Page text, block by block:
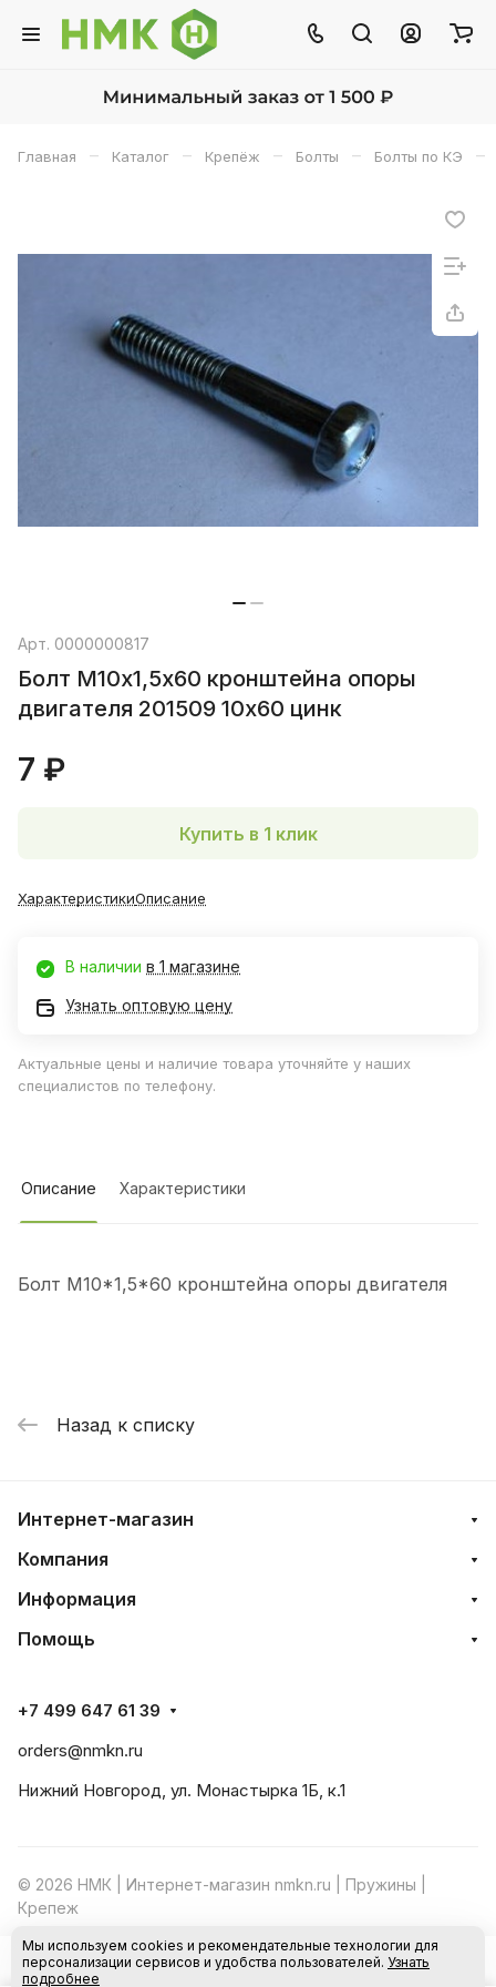
Главная – Каталог – Крепёж – Болты – Болты по КЭ –
Арт. 0000000817
Болт М10х1,5х60 кронштейна опоры
двигателя 201509 10х60 цинк
7 ₽
В корзину
Купить в 1 клик
ХарактеристикиОписание
В наличии в 1 магазине
Узнать оптовую цену
Актуальные цены и наличие товара уточняйте у наших
специалистов по телефону.
Описание Характеристики
Болт М10*1,5*60 кронштейна опоры двигателя
Назад к списку
Интернет-магазин
Компания
Информация
Помощь
+7 499 647 61 39
orders@nmkn.ru
Нижний Новгород, ул. Монастырка 1Б, к.1
© 2026 НМК | Интернет-магазин nmkn.ru | Пружины |
Крепеж
Конфиденциальность Оферта
Мы используем cookies и рекомендательные технологии для
персонализации сервисов и удобства пользователей. Узнать
подробнее